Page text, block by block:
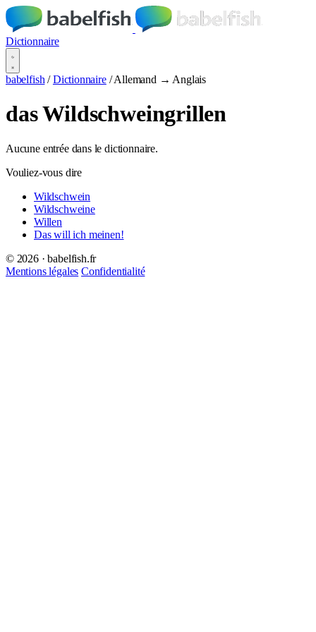
Dictionnaire
babelfish / Dictionnaire / Allemand → Anglais
das Wildschweingrillen
Aucune entrée dans le dictionnaire.
Vouliez-vous dire
Wildschwein
Wildschweine
Willen
Das will ich meinen!
© 2026 · babelfish.fr
Mentions légales Confidentialité